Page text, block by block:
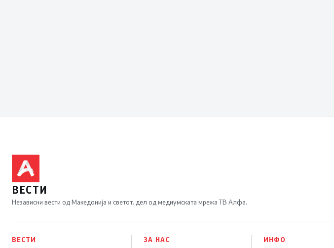
ВЕСТИ
Независни вести од Македонија и светот, дел од медиумската мрежа ТВ Алфа.
ВЕСТИ
ЗА НАС
ИНФО